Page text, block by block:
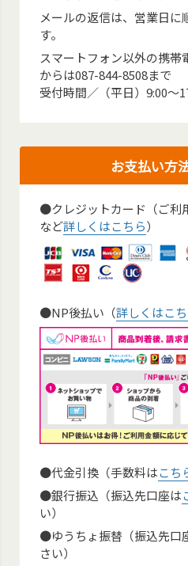
メールの返信は、営業日に
す。
スマートフォン以外の携
からは087-844-8508まで
受付時間／（平日）9:00～
お支払い方
●クレジットカード（ご利
など詳しくはこちら）
●NP後払い（詳しくはこ
●代金引換（手数料はこち
●銀行振込（振込先口座は
い）
●ゆうちょ振替（振込先口
さい）